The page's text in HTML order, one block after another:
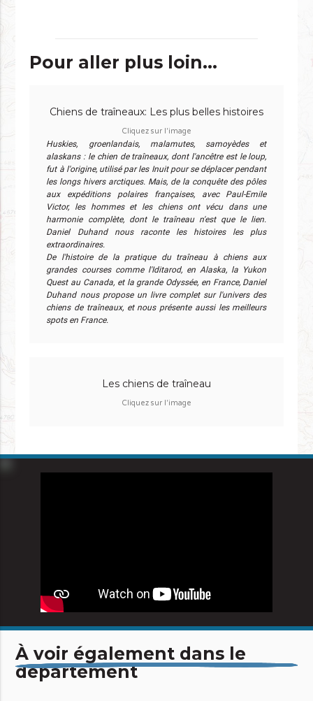
Pour aller plus loin...
Chiens de traîneaux: Les plus belles histoires
Cliquez sur l'image
Huskies, groenlandais, malamutes, samoyèdes et
alaskans : le chien de traîneaux, dont l'ancêtre est le loup,
fut à l'origine, utilisé par les Inuit pour se déplacer pendant
les longs hivers arctiques. Mais, de la conquête des pôles
aux expéditions polaires françaises, avec Paul-Emile
Victor, les hommes et les chiens ont vécu dans une
harmonie complète, dont le traîneau n'est que le lien.
Daniel Duhand nous raconte les histoires les plus
extraordinaires.
De l'histoire de la pratique du traîneau à chiens aux
grandes courses comme l'Iditarod, en Alaska, la Yukon
Quest au Canada, et la grande Odyssée, en France, Daniel
Duhand nous propose un livre complet sur l'univers des
chiens de traîneaux, et nous présente aussi les meilleurs
spots en France.
Les chiens de traîneau
Cliquez sur l'image
À voir également dans le
département